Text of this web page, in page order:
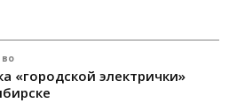
«городской электрички»